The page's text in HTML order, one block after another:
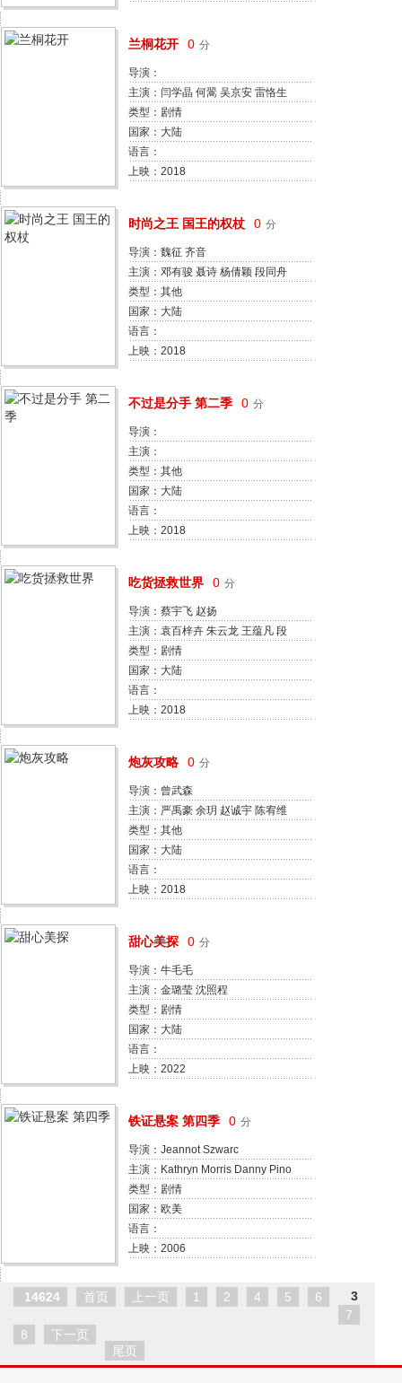
兰桐花开 0 分
导演：
主演：闫学晶 何翯 吴京安 雷恪生
类型：剧情
国家：大陆
语言：
上映：2018
时尚之王 国王的权杖 0 分
导演：魏征 齐音
主演：邓有骏 聂诗 杨倩颖 段同舟
冼兆天 齐浚羽
类型：其他
国家：大陆
语言：
上映：2018
不过是分手 第二季 0 分
导演：
主演：
类型：其他
国家：大陆
语言：
上映：2018
吃货拯救世界 0 分
导演：蔡宇飞 赵扬
主演：袁百梓卉 朱云龙 王蕴凡 段
其宏 陈嘉敏
类型：剧情
国家：大陆
语言：
上映：2018
炮灰攻略 0 分
导演：曾武森
主演：严禹豪 余玥 赵诚宇 陈宥维
李诗琦
类型：其他
国家：大陆
语言：
上映：2018
甜心美探 0 分
导演：牛毛毛
主演：金璐莹 沈照程
类型：剧情
国家：大陆
语言：
上映：2022
铁证悬案 第四季 0 分
导演：Jeannot Szwarc
主演：Kathryn Morris Danny Pino
John Finn
类型：剧情
国家：欧美
语言：
上映：2006
14624 首页 上一页 1 2 3
4 5
6
7
8
下一页
尾页